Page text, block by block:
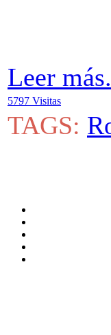
Leer
5797 Visitas
TAGS: